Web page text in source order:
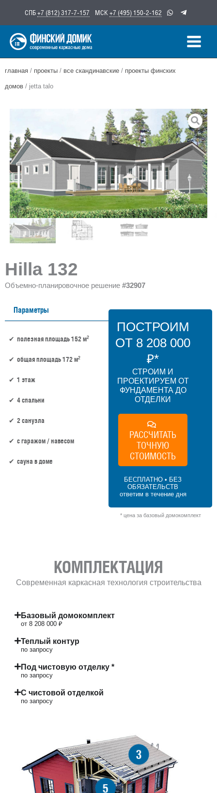
содержимому
СПБ+7 (812) 317-7-157 МСК +7 (495) 150-2-162
главная / проекты / все скандинавские / проекты финских
домов / jetta talo
Hilla 132
Объемно-планировочное решение #32907
Параметры
полезная площадь 152 м2
общая площадь 172 м2
1 этаж
4 спальни
2 санузла
c гаражом / навесом
сауна в доме
ПОСТРОИМ
ОТ 8 208 000
₽*
СТРОИМ И
ПРОЕКТИРУЕМ ОТ
ФУНДАМЕНТА ДО
ОТДЕЛКИ
РАССЧИТАТЬ
ТОЧНУЮ
СТОИМОСТЬ
БЕСПЛАТНО • БЕЗ
ОБЯЗАТЕЛЬСТВ
ответим в течение дня
* цена за базовый домокомплект
КОМПЛЕКТАЦИЯ
Современная каркасная технология строительства
Базовый домокомплект
от 8 208 000 ₽
Теплый контур
по запросу
Под чистовую отделку *
по запросу
С чистовой отделкой
по запросу
3
5